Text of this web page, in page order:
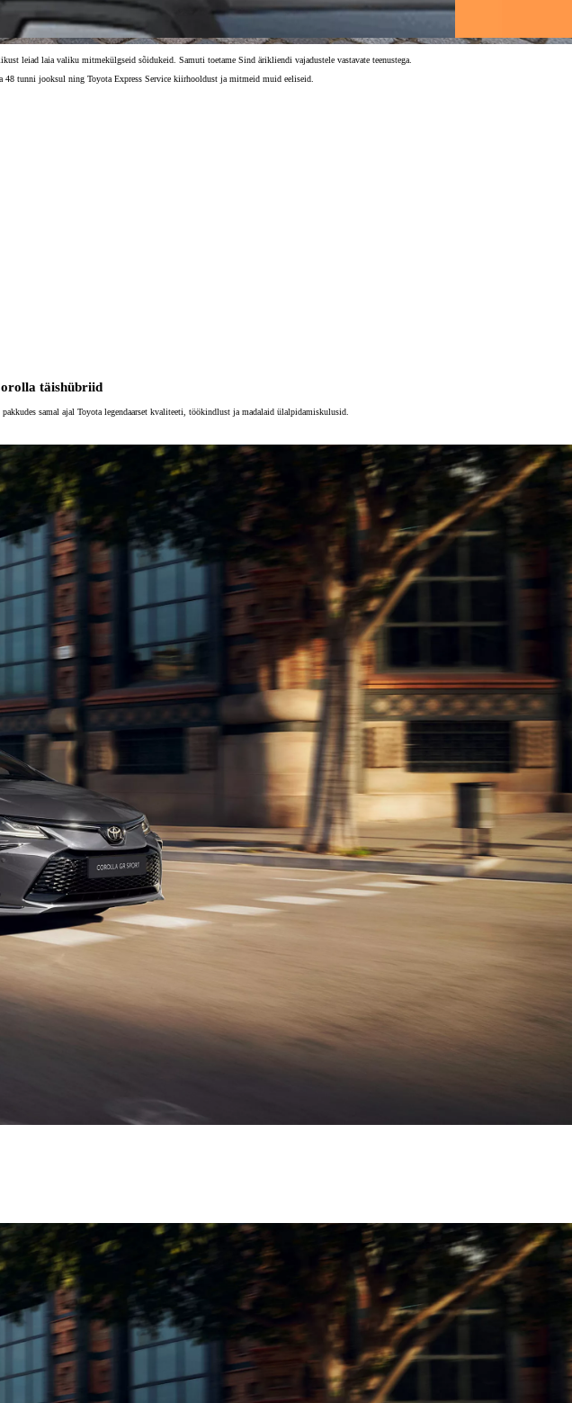
Tutvu laoautode valikuga
Suur valik ja kiire tarne
Vaata mudelite hinnakirju
Leia esindus
leiad laia valiku mitmekülgseid sõidukeid. Samuti toetame Sind ärikliendi vajadustele vastavate teenustega.
48 tunni jooksul ning Toyota Express Service kiirhooldust ja mitmeid muid eeliseid.
täishübriid
samal ajal Toyota legendaarset kvaliteeti, töökindlust ja madalaid ülalpidamiskulusid.